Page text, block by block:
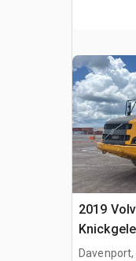
2019
Davenport,